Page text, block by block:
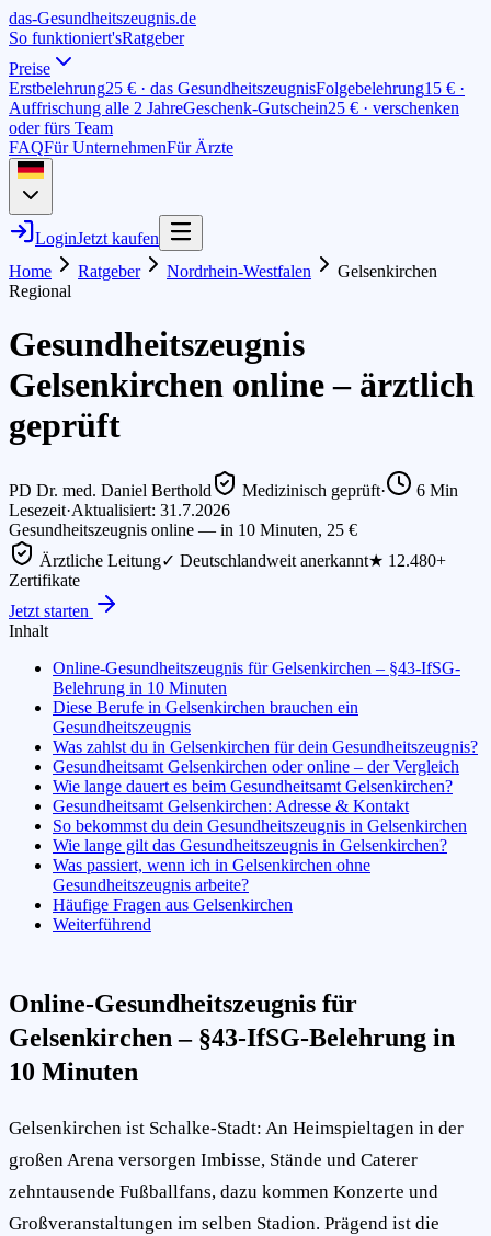
das-Gesundheitszeugnis.de
So funktioniert'sRatgeber
Preise
Erstbelehrung25 € · das GesundheitszeugnisFolgebelehrung15 € ·
Auffrischung alle 2 JahreGeschenk-Gutschein25 € · verschenken
oder fürs Team
FAQFür UnternehmenFür Ärzte
LoginJetzt kaufen
Home
Ratgeber Nordrhein-Westfalen
Gelsenkirchen
Regional
Gesundheitszeugnis
Gelsenkirchen online – ärztlich
geprüft
PD Dr. med. Daniel Berthold Medizinisch geprüft· 6 Min
Lesezeit·Aktualisiert: 31.7.2026
Gesundheitszeugnis online — in 10 Minuten, 25 €
Ärztliche Leitung✓ Deutschlandweit anerkannt★ 12.480+
Zertifikate
Jetzt starten
Inhalt
Online-Gesundheitszeugnis für Gelsenkirchen – §43-IfSG-
Belehrung in 10 Minuten
Diese Berufe in Gelsenkirchen brauchen ein
Gesundheitszeugnis
Was zahlst du in Gelsenkirchen für dein Gesundheitszeugnis?
Gesundheitsamt Gelsenkirchen oder online – der Vergleich
Wie lange dauert es beim Gesundheitsamt Gelsenkirchen?
Gesundheitsamt Gelsenkirchen: Adresse & Kontakt
So bekommst du dein Gesundheitszeugnis in Gelsenkirchen
Wie lange gilt das Gesundheitszeugnis in Gelsenkirchen?
Was passiert, wenn ich in Gelsenkirchen ohne
Gesundheitszeugnis arbeite?
Häufige Fragen aus Gelsenkirchen
Weiterführend
Online-Gesundheitszeugnis für
Gelsenkirchen – §43-IfSG-Belehrung in
10 Minuten
Gelsenkirchen ist Schalke-Stadt: An Heimspieltagen in der
großen Arena versorgen Imbisse, Stände und Caterer
zehntausende Fußballfans, dazu kommen Konzerte und
Großveranstaltungen im selben Stadion. Prägend ist die